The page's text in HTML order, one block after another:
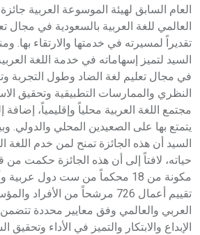
العام السابق لهيئة الموسوعة العربية
العالمي للغة العربية بالسعودية في مجال
تقديراً لمسيرته في خدمتها والارتقاء بها.
السيد لتميز إسهاماته في خدمة اللغة
في مجال تعليم لغة الضاد وطول التجربة
النظري والممارسات التطبيقية وتحقيق
مجتمع اللغة العربية محلياً وإقليمياً، إضافة
يتمتع بها على الصعيدين المحلي والدولي.
السيد أن هذه الجائزة تمنح لمن خدم اللغة
حياته، لافتاً إلى أن هذه الجائزة حكمت
مكونة من 18 محكماً من ست دول
تقييم أعمال 726 مرشحاً من
العربي والعالمي وفق معايير محددة
الإبداع والابتكار والتميز في الأداء وتحقيق